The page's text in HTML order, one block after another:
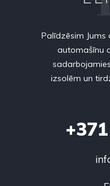
Palīdzēsim
automašīnu
izsolēm un
+371